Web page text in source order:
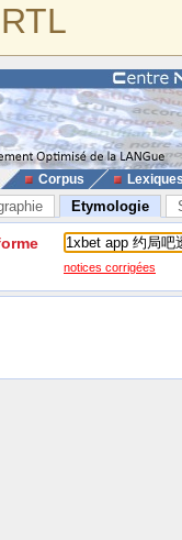
Corpus
Etymologie
notices corrigées